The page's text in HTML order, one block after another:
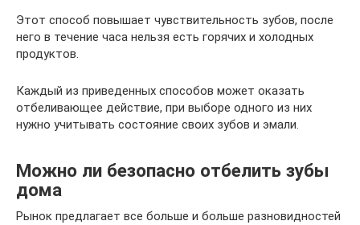
Этот способ повышает чувствительность зубов, после
него в течение часа нельзя есть горячих и холодных
продуктов.
Каждый из приведенных способов может оказать
отбеливающее действие, при выборе одного из них
нужно учитывать состояние своих зубов и эмали.
Можно ли безопасно отбелить зубы
дома
Рынок предлагает все больше и больше разновидностей